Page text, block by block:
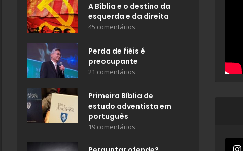
A Bíblia e o destino da
esquerda e da direita
45 comentários
Perda de fiéis é
preocupante
21 comentários
Primeira Bíblia de
estudo adventista em
português
19 comentários